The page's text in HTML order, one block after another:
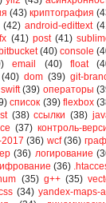
(43) криптография
(42) android-edittext
(41) post (41)
(40) console
email (40) float
(40) dom (39) git-
swift (39) операторы
список (39) flexbox
(38) ссылки (38)
(37) контроль-
(36) wcf (36)
(36) логирование
(36)
(35) g++ (35)
(34) yandex-maps-